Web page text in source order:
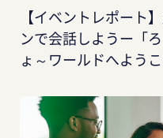
【イベントレポート
ンで会話しようー「
ょ～ワールドへよう